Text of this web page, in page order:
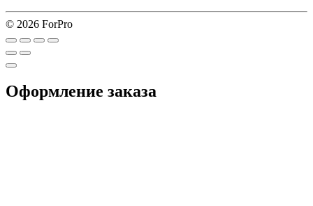
© 2026 ForPro
Оформление заказа